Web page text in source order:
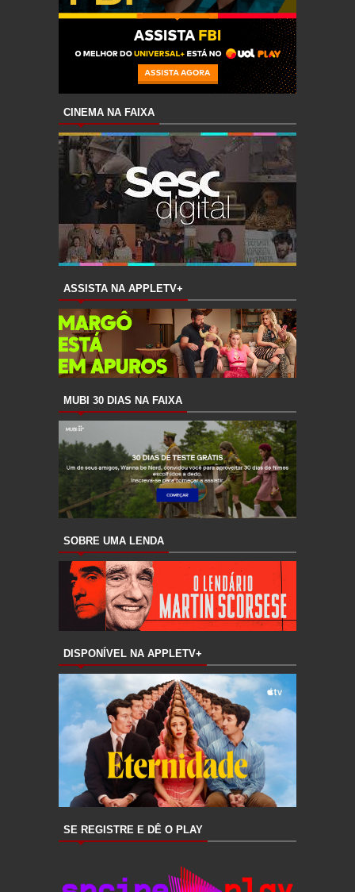
CINEMA NA FAIXA
ASSISTA NA APPLETV+
MUBI 30 DIAS NA FAIXA
SOBRE UMA LENDA
DISPONÍVEL NA APPLETV+
SE REGISTRE E DÊ O PLAY